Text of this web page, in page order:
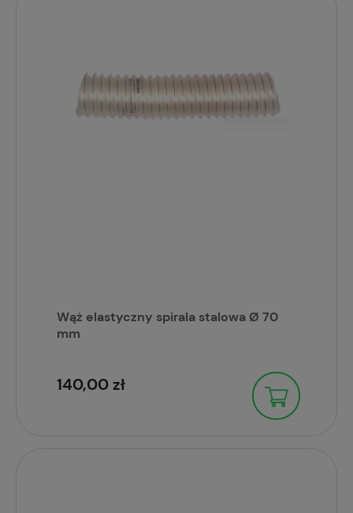
Wąż elastyczny spirala stalowa Ø 70
mm
140,00 zł